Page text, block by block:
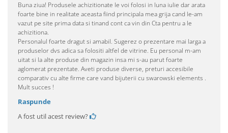
Buna ziua! Produsele achizitionate le voi folosi in luna iulie dar arata
foarte bine in realitate aceasta fiind principala mea grija cand le-am
vazut pe site prima data si tinand cont ca vin din Cta pentru a le
achizitiona.
Personalul foarte dragut si amabil. Sugerez o prezentare mai larga a
produselor dvs adica sa folositi altfel de vitrine. Eu personal m-am
uitat si la alte produse din magazin insa mi s-au parut foarte
aglomerat prezentate. Aveti produse diverse, preturi accesibile
comparativ cu alte firme care vand bijuterii cu swarowski elements .
Mult succes !
Raspunde
A fost util acest review?